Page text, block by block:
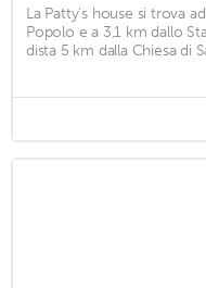
La Patty's house si trova
Popolo e a 3,1 km dallo
dista 5 km dalla Chiesa di